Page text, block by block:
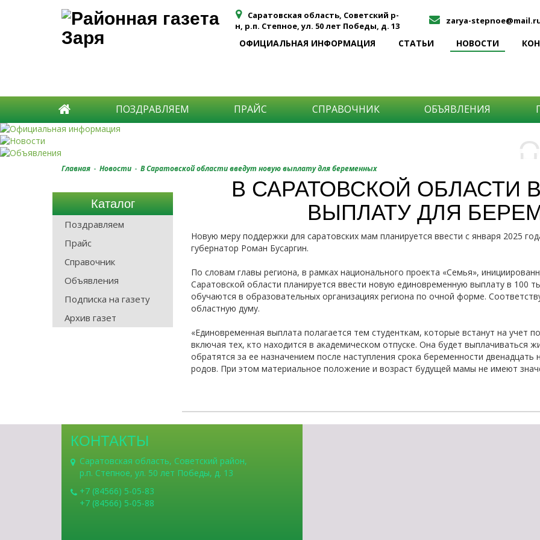
Саратовская область, Советский р-
н, р.п. Степное, ул. 50 лет Победы, д. 13
zarya-
ОФИЦИАЛЬНАЯ ИНФОРМАЦИЯ СТАТЬИ НОВОСТИ
ПОЗДРАВЛЯЕМ ПРАЙС СПРАВОЧНИК ОБЪЯВЛЕНИЯ
-
-
-
-
Главная - Новости - В Саратовской области введут новую выплату для беременных
Каталог
Поздравляем
Прайс
Справочник
Объявления
Подписка на газету
Архив газет
В САРАТОВСКОЙ ОБЛАСТИ
ВЫПЛАТУ ДЛЯ
Новую меру поддержки для саратовских мам планируется ввести с января 2025
губернатор Роман Бусаргин.
По словам главы региона, в рамках национального проекта «Семья»,
Саратовской области планируется ввести новую единовременную выплату в 100
обучаются в образовательных организациях региона по очной форме.
областную думу.
«Единовременная выплата полагается тем студенткам, которые встанут на учет
включая тех, кто находится в академическом отпуске. Она будет выплачиваться
обратятся за ее назначением после наступления срока беременности
родов. При этом материальное положение и возраст будущей мамы не имеют
КОНТАКТЫ
Саратовская область, Советский район,
р.п. Степное, ул. 50 лет Победы, д. 13
+7 (84566) 5-05-83
+7 (84566) 5-05-88